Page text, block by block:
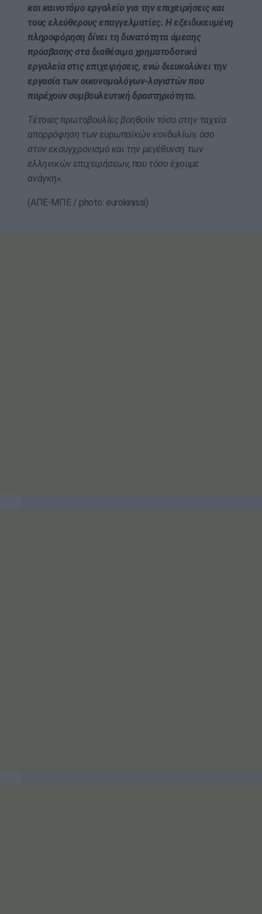
και καινοτόμο εργαλείο για την επιχειρήσεις και
τους ελεύθερους επαγγελματίες. Η εξειδικευμένη
πληροφόρηση δίνει τη δυνατότητα άμεσης
πρόσβασης στα διαθέσιμα χρηματοδοτικά
εργαλεία στις επιχειρήσεις, ενώ διευκολύνει την
εργασία των οικονομολόγων-λογιστών που
παρέχουν συμβουλευτική δραστηριότητα.
Τέτοιες πρωτοβουλίες βοηθούν τόσο στην ταχεία
απορρόφηση των ευρωπαϊκών κονδυλίων, όσο
στον εκσυγχρονισμό και την μεγέθυνση των
ελληνικών επιχειρήσεων, που τόσο έχουμε
ανάγκη».
(ΑΠΕ-ΜΠΕ / photo: eurokinissi)